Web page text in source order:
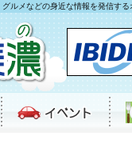
ルメなどの身近な情報を発信する